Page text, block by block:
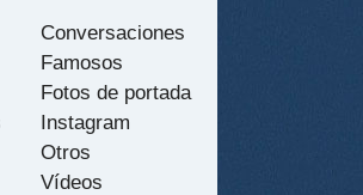
Conversaciones
Famosos
Fotos de portada
Instagram
Otros
Vídeos